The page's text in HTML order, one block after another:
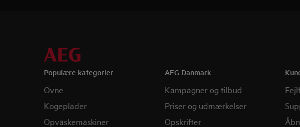
Populære kategorier
Ovne
Kogeplader
Opvaskemaskiner
AEG Danmark
Kampagner og tilbud
Priser og udmærkelser
Opskrifter